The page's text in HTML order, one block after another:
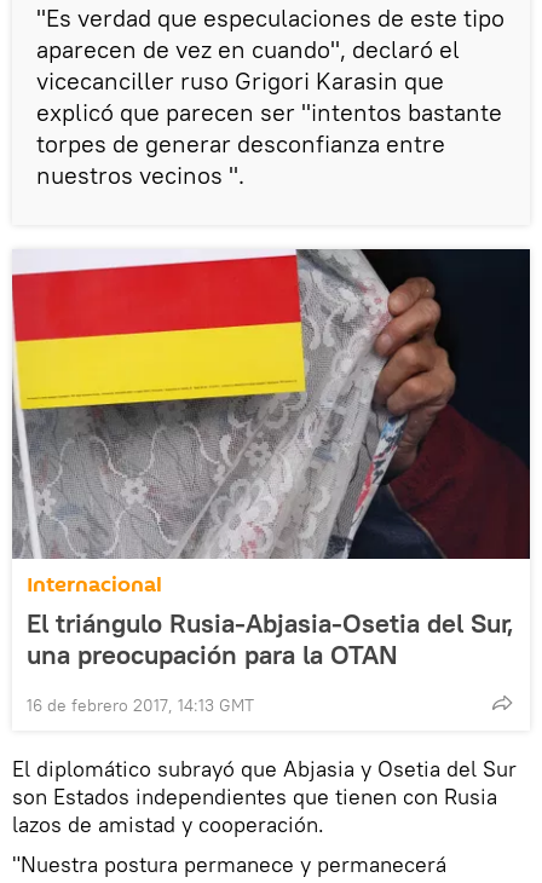
"Es verdad que especulaciones de este tipo
aparecen de vez en cuando", declaró el
vicecanciller ruso Grigori Karasin que
explicó que parecen ser "intentos bastante
torpes de generar desconfianza entre
nuestros vecinos ".
Internacional
El triángulo Rusia-Abjasia-Osetia del Sur,
una preocupación para la OTAN
16 de febrero 2017, 14:13 GMT
El diplomático subrayó que Abjasia y Osetia del Sur
son Estados independientes que tienen con Rusia
lazos de amistad y cooperación.
"Nuestra postura permanece y permanecerá